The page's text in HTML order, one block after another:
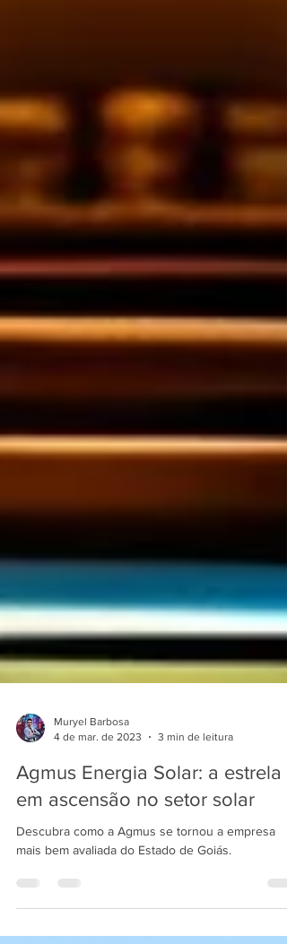
Agmus Energia Solar: a estrela
em ascensão no setor solar
Descubra como a Agmus se tornou a empresa